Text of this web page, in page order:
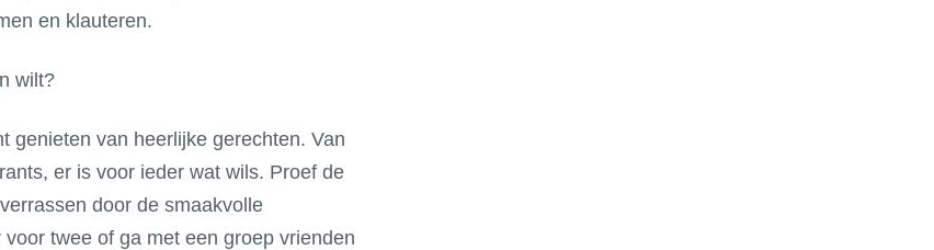
en klauteren.
wilt?
genieten van heerlijke gerechten. Van
er is voor ieder wat wils. Proef de
door de smaakvolle
twee of ga met een groep vrienden